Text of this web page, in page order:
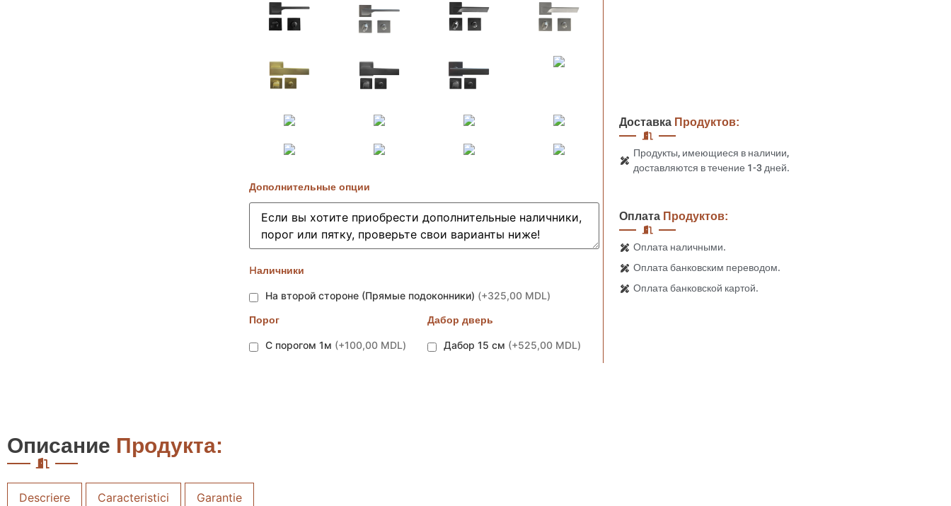
Дополнительные опции
Hаличники
На второй стороне (Прямые подоконники) (+325,00 MDL)
Порог
С порогом 1м (+100,00 MDL)
Дабор дверь
Дабор 15 см (+525,00 MDL)
Описание Продукта:
Descriere Caracteristici
Garantie
Доставка Продуктов:
Продукты, имеющиеся в наличии,
доставляются в течение 1-3 дней.
Оплата Продуктов:
Оплата наличными.
Оплата банковским переводом.
Оплата банковской картой.